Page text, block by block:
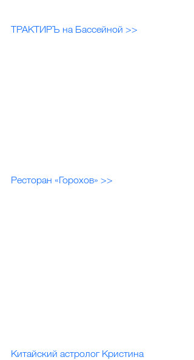
ТРАКТИРЪ на Бассейной >>
Ресторан «Горохов» >>
Китайский астролог Кристина